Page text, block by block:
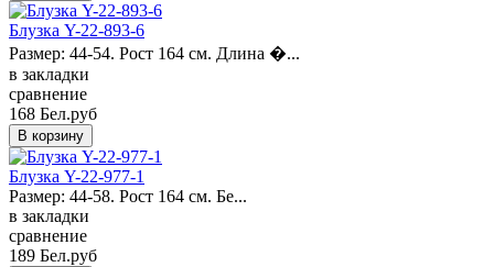
Блузка Y-22-893-6
Размер: 44-54. Рост 164 см. Длина �...
в закладки
сравнение
168 Бел.руб
Блузка Y-22-977-1
Размер: 44-58. Рост 164 см. Бе...
в закладки
сравнение
189 Бел.руб